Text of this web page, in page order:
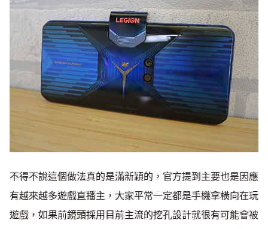
不得不說這個做法真的是滿新穎的，官方提到主要也是因應
有越來越多遊戲直播主，大家平常一定都是手機拿橫向在玩
遊戲，如果前鏡頭採用目前主流的挖孔設計就很有可能會被